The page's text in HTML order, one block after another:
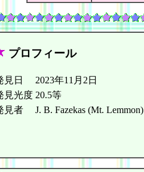
プロフィール
見日
2023年11月2日
見光度 20.5等
見者
J. B. Fazekas (Mt. Lemmon)